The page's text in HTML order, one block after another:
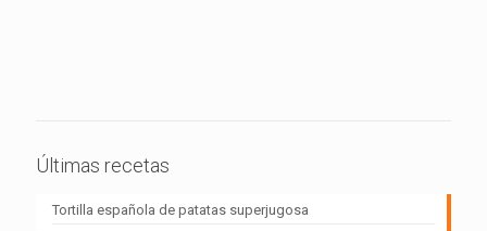
Últimas recetas
Tortilla española de patatas superjugosa